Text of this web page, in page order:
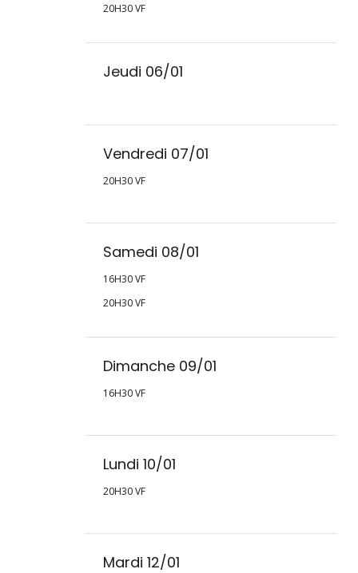
20H30 VF
Jeudi 06/01
Vendredi 07/01
20H30 VF
Samedi 08/01
16H30 VF
20H30 VF
Dimanche 09/01
16H30 VF
Lundi 10/01
20H30 VF
Mardi 12/01